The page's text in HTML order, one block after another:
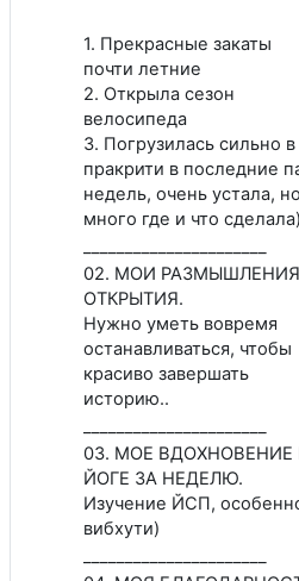
1. Прекрасные закаты
почти летние
2. Открыла сезон
велосипеда
3. Погрузилась сильно в
пракрити в последние
недель, очень устала, но
много где и что сделала)
02. МОИ
ОТКРЫТИЯ.
Нужно уметь вовремя
останавливаться, чтобы
красиво завершать
историю..
03. МОЕ ВДОХНОВЕНИЕ
ЙОГЕ ЗА НЕДЕЛЮ.
Изучение ЙСП,
вибхути)